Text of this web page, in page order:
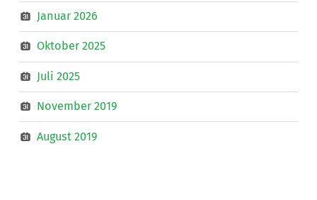
Januar 2026
Oktober 2025
Juli 2025
November 2019
August 2019